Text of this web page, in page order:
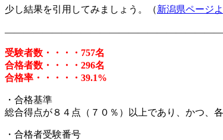
少し結果を引用してみましょう。（新潟県ページ
受験者数・・・・757名
合格者数・・・・296名
合格率・・・・・39.1%
・合格基準
総合得点が８４点（７０％）以上であり、かつ、
・合格者受験番号